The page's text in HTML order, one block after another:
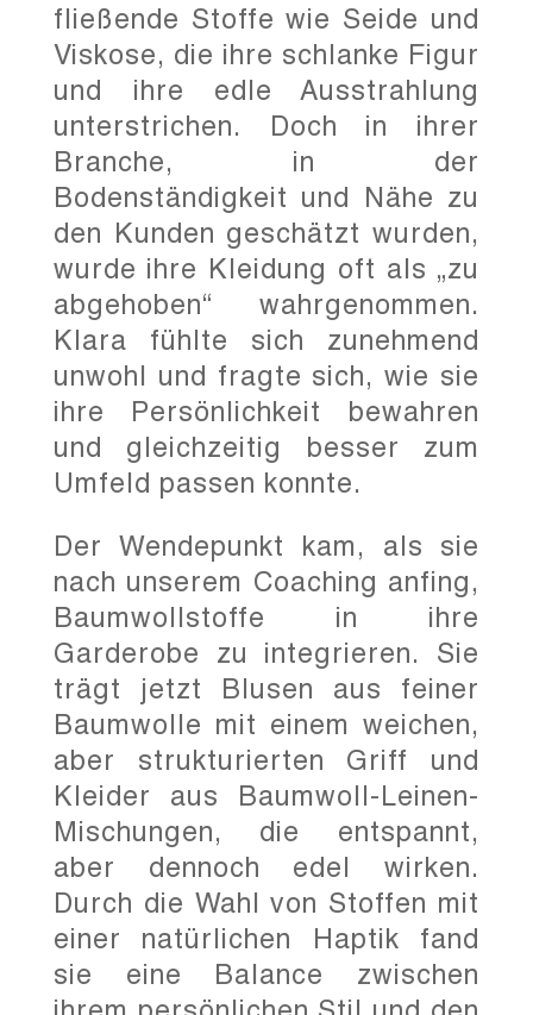
fließende Stoffe wie Seide und
Viskose, die ihre schlanke Figur
und ihre edle Ausstrahlung
unterstrichen. Doch in ihrer
Branche, in der
Bodenständigkeit und Nähe zu
den Kunden geschätzt wurden,
wurde ihre Kleidung oft als „zu
abgehoben“ wahrgenommen.
Klara fühlte sich zunehmend
unwohl und fragte sich, wie sie
ihre Persönlichkeit bewahren
und gleichzeitig besser zum
Umfeld passen konnte.
Der Wendepunkt kam, als sie
nach unserem Coaching anfing,
Baumwollstoffe in ihre
Garderobe zu integrieren. Sie
trägt jetzt Blusen aus feiner
Baumwolle mit einem weichen,
aber strukturierten Griff und
Kleider aus Baumwoll-Leinen-
Mischungen, die entspannt,
aber dennoch edel wirken.
Durch die Wahl von Stoffen mit
einer natürlichen Haptik fand
sie eine Balance zwischen